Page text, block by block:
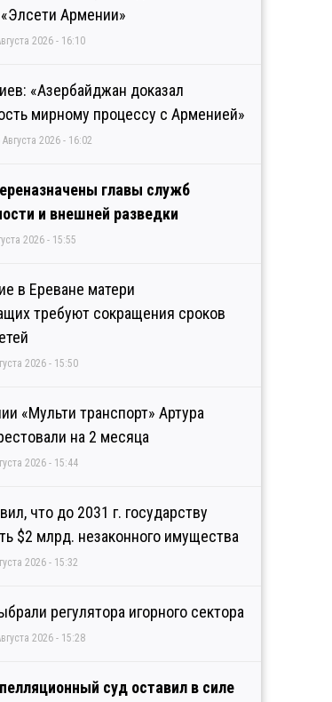
Армении»
2026 - 16:10
«Азербайджан доказал
мирному процессу с Арменией»
2026 - 16:02
главы служб
и внешней разведки
2026 - 15:55
в Ереване матери
требуют сокращения сроков
2026 - 15:50
«Мульти транспорт» Артура
на 2 месяца
2026 - 15:44
что до 2031 г. государству
$2 млрд. незаконного имущества
2026 - 15:32
регулятора игорного сектора
2026 - 15:28
суд оставил в силе